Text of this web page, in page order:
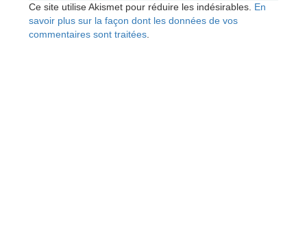
Ce site utilise Akismet pour réduire les indésirables. En
savoir plus sur la façon dont les données de vos
commentaires sont traitées